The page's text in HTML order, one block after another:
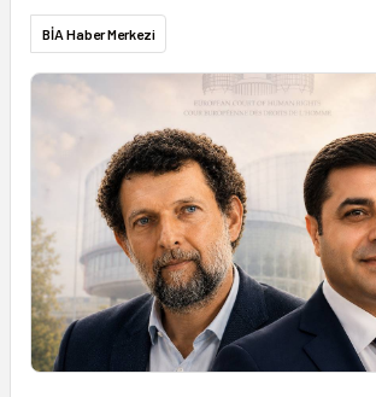
BİA Haber Merkezi